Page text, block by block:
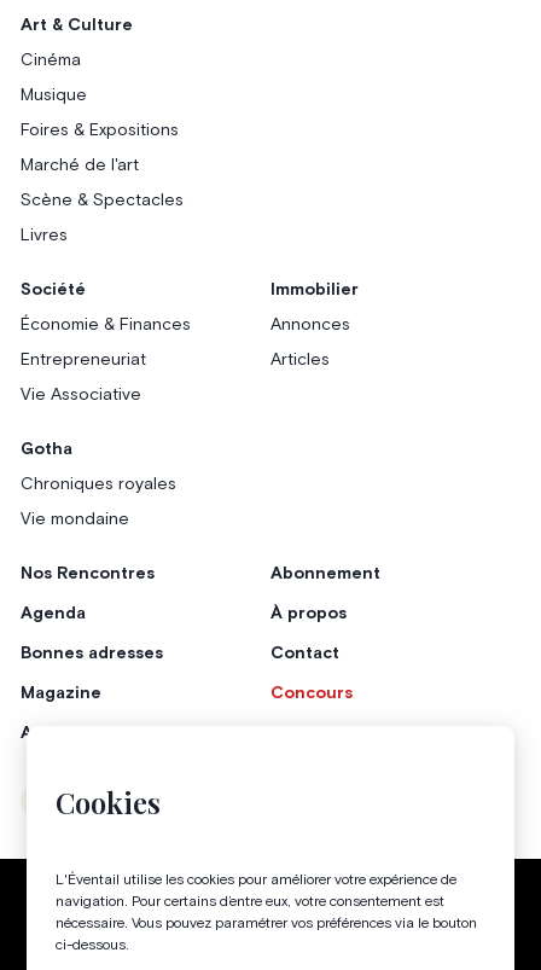
Cookies
L'Éventail utilise les cookies pour améliorer votre expérience de
navigation. Pour certains d’entre eux, votre consentement est
nécessaire. Vous pouvez paramétrer vos préférences via le bouton
ci-dessous.
Art & Culture
Cinéma
Musique
Foires & Expositions
Marché de l'art
Scène & Spectacles
Livres
Société
Économie & Finances
Entrepreneuriat
Vie Associative
Immobilier
Annonces
Articles
Gotha
Chroniques royales
Vie mondaine
Nos Rencontres
Agenda
Bonnes adresses
Magazine
Annonceurs
Abonnement
À propos
Contact
Concours
Instagram
Politique de confidentialité Conditions générales
Gestion des cookies